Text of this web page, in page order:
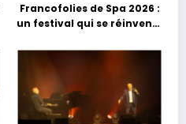
Francofolies de Spa 2026 :
un festival qui se réinvente
grands moments de scène